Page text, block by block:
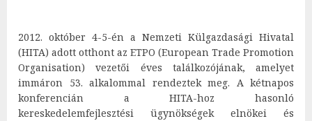
2012. október 4-5-én a Nemzeti Külgazdasági Hivatal
(HITA) adott otthont az ETPO (European Trade Promotion
Organisation) vezetői éves találkozójának, amelyet
immáron 53. alkalommal rendeztek meg. A kétnapos
konferencián a HITA-hoz hasonló
kereskedelemfejlesztési ügynökségek elnökei és